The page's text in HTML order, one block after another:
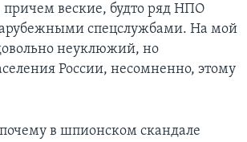
причем веские, будто ряд НПО
спецслужбами. На мой
неуклюжий, но
России, несомненно, этому
в шпионском скандале